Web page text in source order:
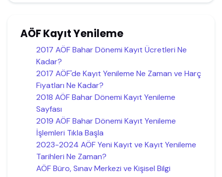
AÖF Kayıt Yenileme
2017 AÖF Bahar Dönemi Kayıt Ücretleri Ne
Kadar?
2017 AÖF'de Kayıt Yenileme Ne Zaman ve Harç
Fiyatları Ne Kadar?
2018 AÖF Bahar Dönemi Kayıt Yenileme
Sayfası
2019 AÖF Bahar Dönemi Kayıt Yenileme
İşlemleri Tıkla Başla
2023-2024 AÖF Yeni Kayıt ve Kayıt Yenileme
Tarihleri Ne Zaman?
AÖF Büro, Sınav Merkezi ve Kişisel Bilgi